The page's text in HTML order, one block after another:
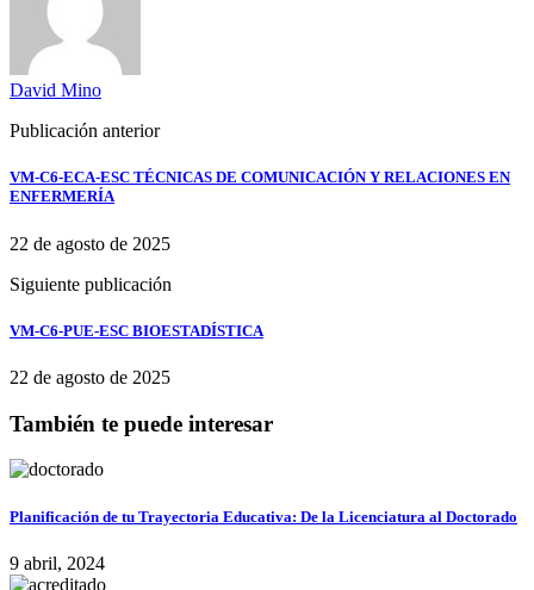
David Mino
Publicación anterior
VM-C6-ECA-ESC TÉCNICAS DE COMUNICACIÓN Y RELACIONES EN
ENFERMERÍA
22 de agosto de 2025
Siguiente publicación
VM-C6-PUE-ESC BIOESTADÍSTICA
22 de agosto de 2025
También te puede interesar
Planificación de tu Trayectoria Educativa: De la Licenciatura al Doctorado
9 abril, 2024